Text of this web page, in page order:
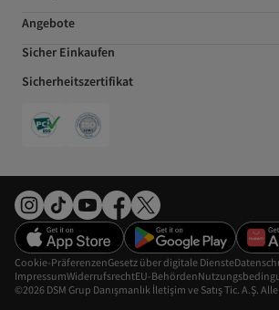
Angebote
Sicher Einkaufen
Sicherheitszertifikat
©2026 DSM Grup Danışmanlık İletişim ve Satış Tic. A.Ş.
Cookie-PräferenzenGesetz über digitale Dienste
ImpressumWiderrufsrechtEU-Behörden